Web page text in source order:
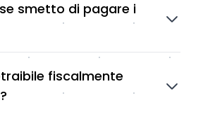
smetto di pagare i
fiscalmente